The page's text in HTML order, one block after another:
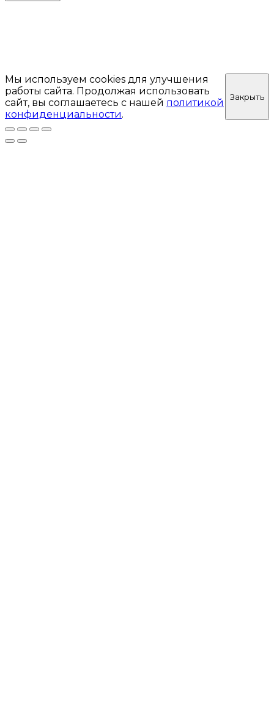
Мы используем cookies для улучшения
работы сайта. Продолжая использовать
сайт, вы соглашаетесь с нашей политикой
конфиденциальности.
Закрыть